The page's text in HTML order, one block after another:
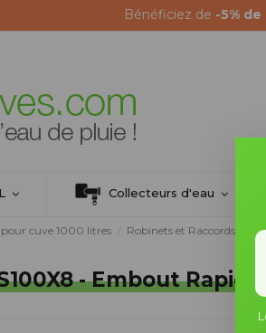
Bénéficiez de -5%
Collecteurs d'eau
pour cuve 1000 litres Robinets et Raccords
- Embout Rapide